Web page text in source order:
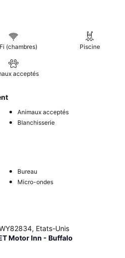
(chambres) Piscine
acceptés
Animaux acceptés
Blanchisserie
Bureau
Micro-ondes
Etats-Unis
Motor Inn - Buffalo